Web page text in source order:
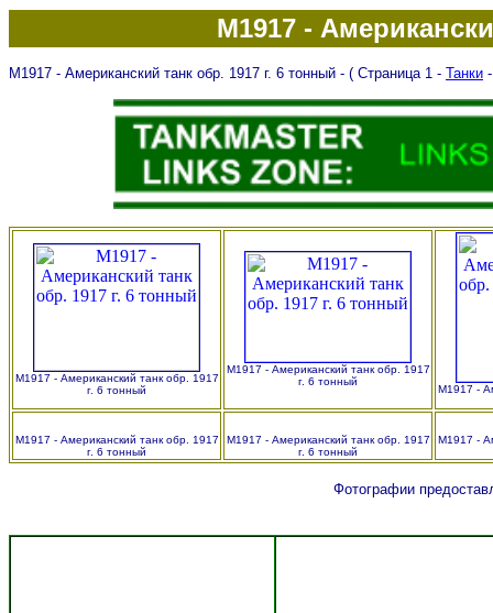
М1917 -
М1917 - Американский танк обр. 1917 г. 6 тонный - ( Страница 1 - Танки
М1917 - Американский танк обр. 1917
г. 6 тонный
М1917 - Американский танк обр. 1917
г. 6 тонный
М1917 -
М1917 - Американский танк обр. 1917
г. 6 тонный
М1917 - Американский танк обр. 1917
г. 6 тонный
М1917 -
Фотографии